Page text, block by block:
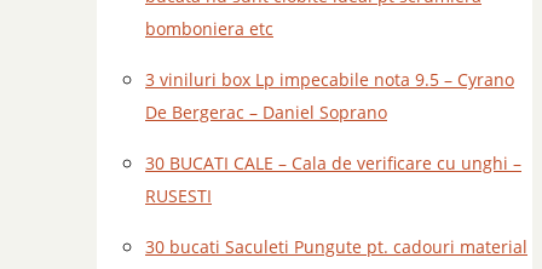
bomboniera etc
3 viniluri box Lp impecabile nota 9.5 – Cyrano
De Bergerac – Daniel Soprano
30 BUCATI CALE – Cala de verificare cu unghi –
RUSESTI
30 bucati Saculeti Pungute pt. cadouri material